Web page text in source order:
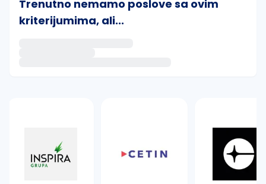
Trenutno nemamo poslove sa ovim
kriterijumima, ali...
Takođe možete da:
proverite pravopisne greške (koristite č, ć, š, đ,